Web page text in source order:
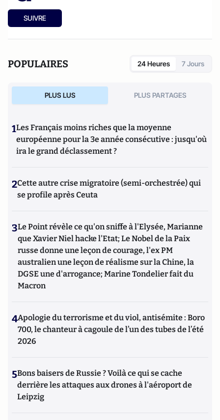
SUIVRE
POPULAIRES 24 Heures 7 Jours
PLUS LUS PLUS PARTAGES
1Les Français moins riches que la moyenne
européenne pour la 3e année consécutive : jusqu'où
ira le grand déclassement ?
2Cette autre crise migratoire (semi-orchestrée) qui
se profile après Ceuta
3Le Point révèle ce qu'on sniffe à l'Elysée, Marianne
que Xavier Niel hacke l'Etat; Le Nobel de la Paix
russe donne une leçon de courage, l'ex PM
australien une leçon de réalisme sur la Chine, la
DGSE une d'arrogance; Marine Tondelier fait du
Macron
4Apologie du terrorisme et du viol, antisémite : Boro
700, le chanteur à cagoule de l’un des tubes de l’été
2026
5Bons baisers de Russie ? Voilà ce qui se cache
derrière les attaques aux drones à l'aéroport de
Leipzig